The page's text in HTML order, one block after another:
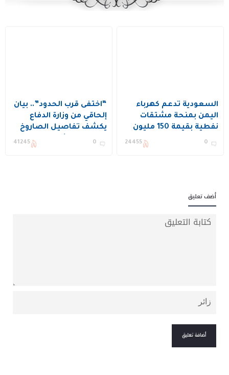
السعودية تدعم كهرباء
اليمن بمنحة مشتقات
نفطية بقيمة 150 مليون
دولار
0
24455
“اختفى قرب الحدود”.. بيان
إلحاقي من وزارة الدفاع
يكشف تفاصيل الصاروخ
الباليستي الأخير الذي
0
41245
أضف تعليق